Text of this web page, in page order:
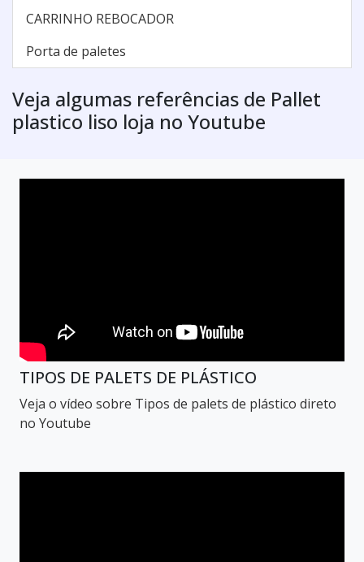
CARRINHO REBOCADOR
Porta de paletes
Veja algumas referências de Pallet
plastico liso loja no Youtube
TIPOS DE PALETS DE PLÁSTICO
Veja o vídeo sobre Tipos de palets de plástico direto
no Youtube